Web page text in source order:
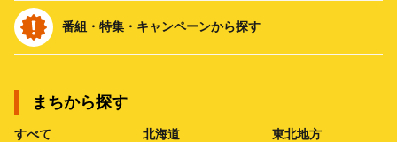
番組・特集・キャンペーンから探す
まちから探す
すべて 北海道 東北地方